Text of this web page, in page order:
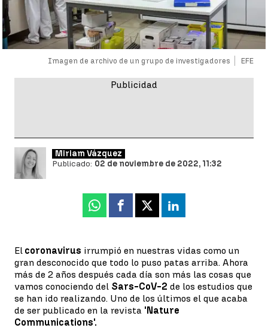
Imagen de archivo de un grupo de investigadores EFE
Miriam Vázquez
Publicado: 02 de noviembre de 2022, 11:32
Whatsapp
Facebook
X Linkedin
El coronavirus irrumpió en nuestras vidas como un
gran desconocido que todo lo puso patas arriba. Ahora
más de 2 años después cada día son más las cosas que
vamos conociendo del Sars-CoV-2 de los estudios que
se han ido realizando. Uno de los últimos el que acaba
de ser publicado en la revista 'Nature
Communications'.